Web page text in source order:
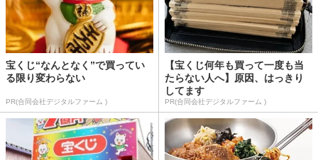
宝くじ“なんとなく”で買ってい
る限り変わらない
PR(合同会社デジタルファーム )
【宝くじ何年も買って一度も当
たらない人へ】原因、はっきり
してます
PR(合同会社デジタルファーム )